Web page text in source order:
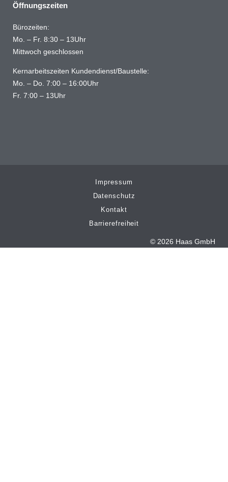
Öffnungszeiten
Bürozeiten:
Mo. – Fr. 8:30 – 13Uhr
Mittwoch geschlossen
Kernarbeitszeiten Kundendienst/Baustelle:
Mo. – Do. 7:00 – 16:00Uhr
Fr. 7:00 – 13Uhr
Impressum
Datenschutz
Kontakt
Barrierefreiheit
© 2026 Haas GmbH